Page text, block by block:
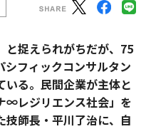
と捉えられがちだが、75
フィックコンサルタン
いる。民間企業が主体と
∞レジリエンス社会」を
師長・平川了治に、自